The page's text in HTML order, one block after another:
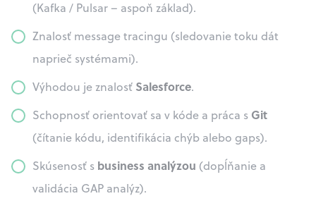
(Kafka / Pulsar – aspoň základ).
Znalosť message tracingu (sledovanie toku dát
naprieč systémami).
Výhodou je znalosť Salesforce.
Schopnosť orientovať sa v kóde a práca s Git
(čítanie kódu, identifikácia chýb alebo gaps).
Skúsenosť s business analýzou (dopĺňanie a
validácia GAP analýz).